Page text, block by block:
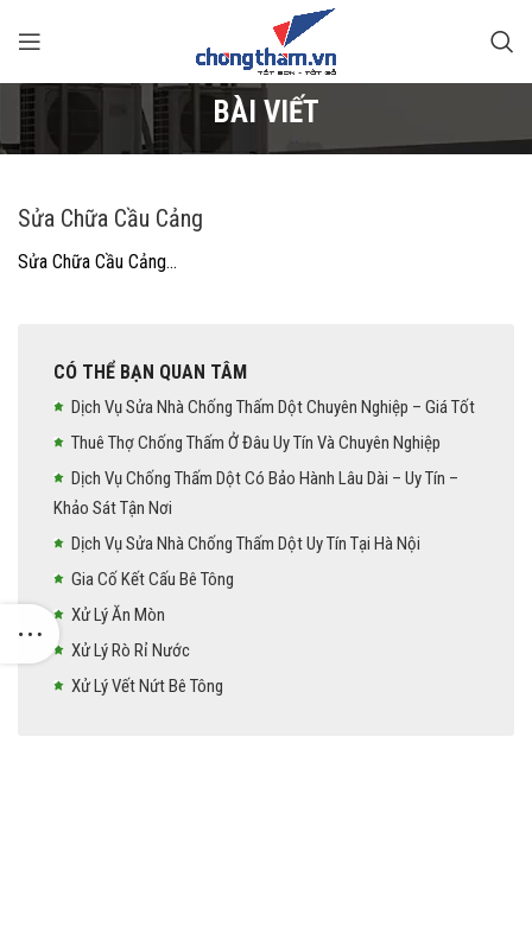
BÀI VIẾT
Sửa Chữa Cầu Cảng
Sửa Chữa Cầu Cảng…
CÓ THỂ BẠN QUAN TÂM
Dịch Vụ Sửa Nhà Chống Thấm Dột Chuyên Nghiệp – Giá Tốt
Thuê Thợ Chống Thấm Ở Đâu Uy Tín Và Chuyên Nghiệp
Dịch Vụ Chống Thấm Dột Có Bảo Hành Lâu Dài – Uy Tín –
Khảo Sát Tận Nơi
Dịch Vụ Sửa Nhà Chống Thấm Dột Uy Tín Tại Hà Nội
Gia Cố Kết Cấu Bê Tông
Xử Lý Ăn Mòn
Xử Lý Rò Rỉ Nước
Xử Lý Vết Nứt Bê Tông